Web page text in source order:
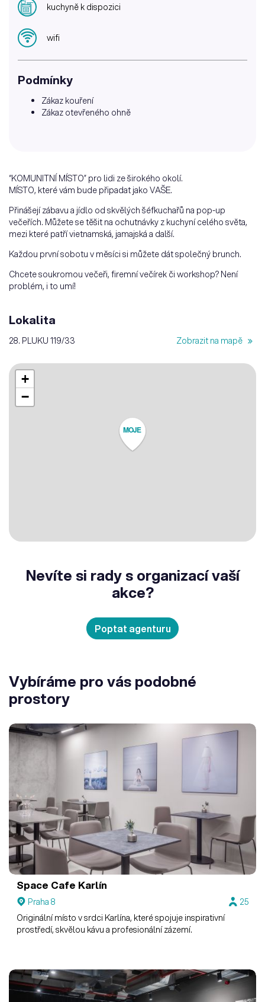
kuchyně k dispozici
wifi
Podmínky
Zákaz kouření
Zákaz otevřeného ohně
“KOMUNITNÍ MÍSTO” pro lidi ze širokého okolí.
MÍSTO, které vám bude připadat jako VAŠE.
Přinášejí zábavu a jídlo od skvělých šéfkuchařů na pop-up
večeřích. Můžete se těšit na ochutnávky z kuchyní celého světa,
mezi které patří vietnamská, jamajská a další.
Každou první sobotu v měsíci si můžete dát společný brunch.
Chcete soukromou večeři, firemní večírek či workshop? Není
problém, i to umí!
Lokalita
28. PLUKU 119/33 Zobrazit na mapě
MOJE
+
−
Nevíte si rady s organizací vaší
akce?
Poptat agenturu
Vybíráme pro vás podobné
prostory
Space Cafe Karlín
Praha 8
25
Originální místo v srdci Karlína, které spojuje inspirativní
prostředí, skvělou kávu a profesionální zázemí.